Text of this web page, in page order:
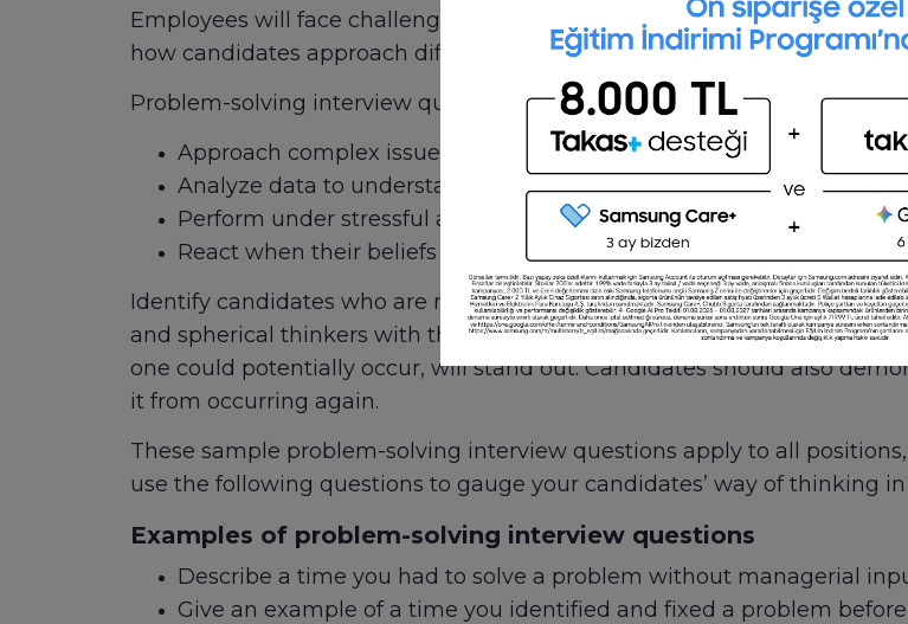
Employees will face challenges in their job. Before you decide on your
how candidates approach difficult situations.
Problem-solving interview questions show how candidates:
Approach complex issues
Analyze data to understand the root of the problem
Perform under stressful and unexpected situations
React when their beliefs are challenged
Identify candidates who are results-oriented with interview questions
and spherical thinkers with the potential for technical problem solving.
one could potentially occur, will stand out. Candidates should also
it from occurring again.
These sample problem-solving interview questions apply to all
use the following questions to gauge your candidates’ way of thinking
Examples of problem-solving interview questions
Describe a time you had to solve a problem without managerial
Give an example of a time you identified and fixed a problem